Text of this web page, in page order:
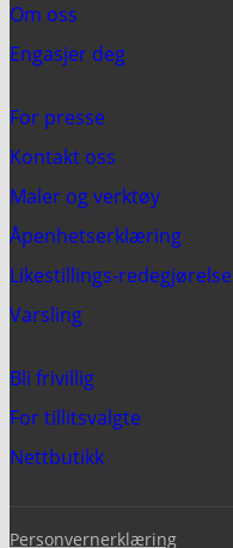
Om oss
Engasjer deg
For presse
Kontakt oss
Maler og verktøy
Åpenhetserklæring
Likestillings-redegjørelse
Varsling
Bli frivillig
For tillitsvalgte
Nettbutikk
Personvernerklæring